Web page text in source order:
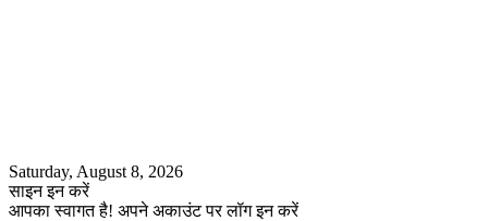
Saturday, August 8, 2026
साइन इन करें
आपका स्वागत है! अपने अकाउंट पर लॉग इन करें